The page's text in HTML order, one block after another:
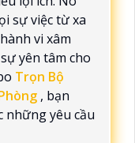
sự việc từ xa
vi xâm
yên tâm cho
Trọn Bộ
, bạn
những yêu cầu